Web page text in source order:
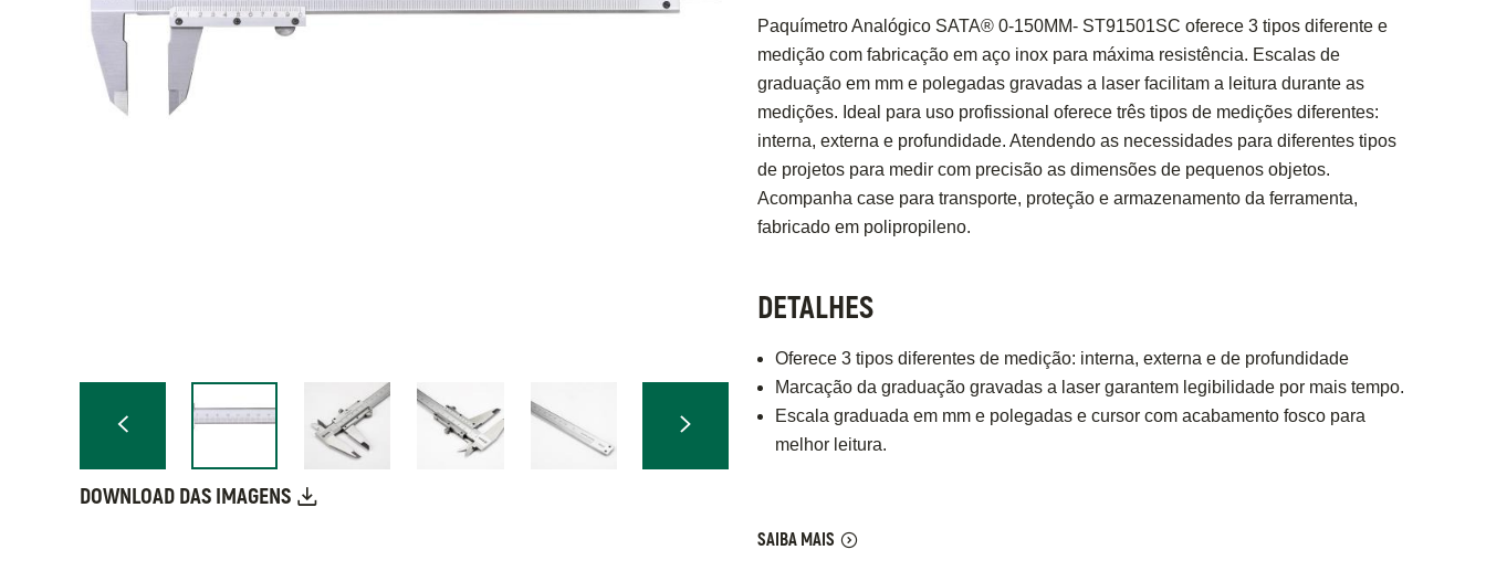
DOWNLOAD DAS IMAGENS
Paquímetro Analógico SATA® 0-150MM- ST91501SC oferece 3 tipos diferente e
medição com fabricação em aço inox para máxima resistência. Escalas de
graduação em mm e polegadas gravadas a laser facilitam a leitura durante as
medições. Ideal para uso profissional oferece três tipos de medições diferentes:
interna, externa e profundidade. Atendendo as necessidades para diferentes tipos
de projetos para medir com precisão as dimensões de pequenos objetos.
Acompanha case para transporte, proteção e armazenamento da ferramenta,
fabricado em polipropileno.
DETALHES
Oferece 3 tipos diferentes de medição: interna, externa e de profundidade
Marcação da graduação gravadas a laser garantem legibilidade por mais tempo.
Escala graduada em mm e polegadas e cursor com acabamento fosco para
melhor leitura.
SAIBA MAIS